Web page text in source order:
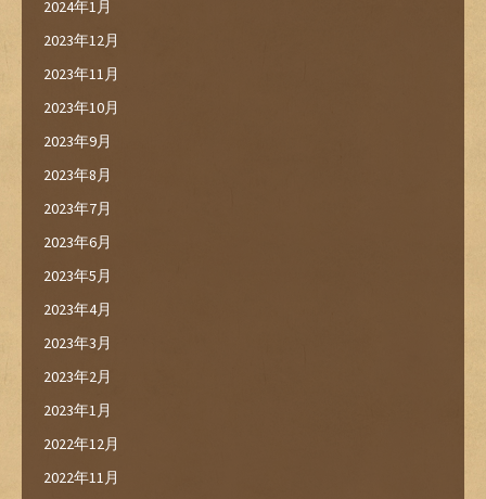
2024年1月
2023年12月
2023年11月
2023年10月
2023年9月
2023年8月
2023年7月
2023年6月
2023年5月
2023年4月
2023年3月
2023年2月
2023年1月
2022年12月
2022年11月